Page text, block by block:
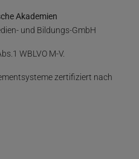
Akademien
und Bildungs-GmbH
WBLVO M-V.
zertifiziert nach